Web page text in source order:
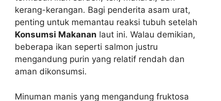
kerang-kerangan. Bagi penderita asam urat,
penting untuk memantau reaksi tubuh setelah
Konsumsi Makanan laut ini. Walau demikian,
beberapa ikan seperti salmon justru
mengandung purin yang relatif rendah dan
aman dikonsumsi.
Minuman manis yang mengandung fruktosa